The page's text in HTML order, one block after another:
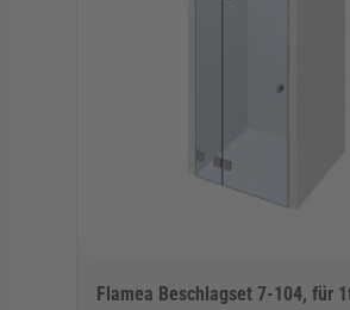
Flamea Beschlagset 7-104, für